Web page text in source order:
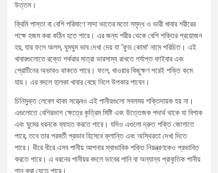
উত্তম।
ক্রিমি পাস্তা বা বেশি পরিমাণে সাদা ভাতের মতো সমৃদ্ধ ও ভারী খাবার শরীরের
পক্ষে হজম করা কঠিন হতে পারে। এর জন্য শরীর থেকে বেশি শক্তির প্রয়োজন
হয়, যার ফলে অলস, ঘুমঘুম ভাব দেখা দেয় যা ‘ফুড কোমা’ নামে পরিচিত। এই
খাবারগুলোতে রক্তে শর্করার মাত্রা ভারসাম্য রাখতে পর্যাপ্ত ফাইবার এবং
প্রোটিনের অভাবও থাকতে পারে। ফলে, খাওয়ার কিছুক্ষণ পরেই শক্তি কমে
যায়। এর বদলে হালকা খাবার বেছে নিলে উপকার পাবেন।
চিনিমুক্ত লেবেল থাকা সত্ত্বেও এই পানীয়গুলো সবসময় শক্তিদায়ক হয় না।
এগুলোতে বেশিরভাগ ক্ষেত্রে কৃত্রিম মিষ্টি এবং উত্তেজক পদার্থ থাকে যা বিপাক
এবং ঘুমের ধরনকে ব্যাহত করতে পারে। যদিও এগুলো দ্রুত শক্তি জোগাতে
পারে, তবে তার পরবর্তী প্রভাব হিসেবে ক্লান্তি এবং অস্থিরতা দেখা দিতে
পারে। ধীরে ধীরে এসব পানীয় আপনার স্বাভাবিক শক্তি নিয়ন্ত্রণকেও প্রভাবিত
করতে পারে। এ ধরনের পানীয়র বদলে ডাবের পানি বা অন্যান্য প্রাকৃতিক পানীয়
পান করা যেতে পারে।